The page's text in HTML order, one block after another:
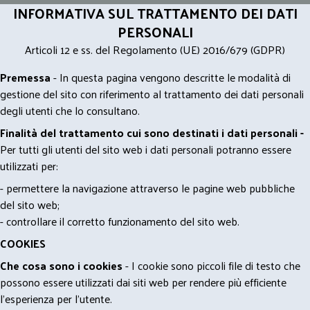
INFORMATIVA SUL TRATTAMENTO DEI DATI
PERSONALI
Articoli 12 e ss. del Regolamento (UE) 2016/679 (GDPR)
Premessa- In questa pagina vengono descritte le modalità di
gestione del sito con riferimento al trattamento dei dati personali
degli utenti che lo consultano.
Finalità del trattamento cui sono destinati i dati personali -
Per tutti gli utenti del sito web i dati personali potranno essere
utilizzati per:
- permettere la navigazione attraverso le pagine web pubbliche
del sito web;
- controllare il corretto funzionamento del sito web.
COOKIES
Che cosa sono i cookies- I cookie sono piccoli file di testo che
possono essere utilizzati dai siti web per rendere più efficiente
l'esperienza per l'utente.